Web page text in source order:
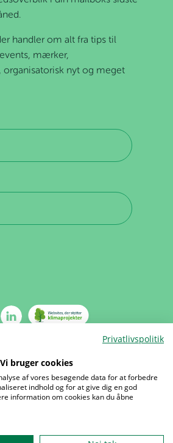
handler om alt fra tips til
mærker,
nyt og meget
os
Privatlivspolitik
Vi bruger cookies
af vores besøgende data for at forbedre
indhold og for at give dig en god
information om cookies kan du åbne